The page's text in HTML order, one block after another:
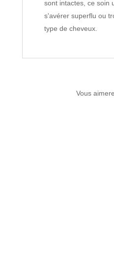
sont intactes, ce soin
s'avérer superflu ou
type de cheveux.
Vous